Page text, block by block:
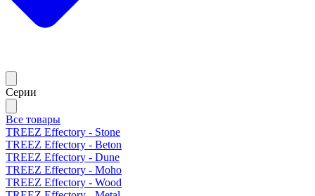
Серии
Все товары
TREEZ Effectory - Stone
TREEZ Effectory - Beton
TREEZ Effectory - Dune
TREEZ Effectory - Moho
TREEZ Effectory - Wood